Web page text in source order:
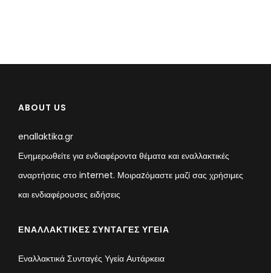
ABOUT US
enallaktika.gr
Ενημερωθείτε για ενδιαφέροντα θέματα και εναλλακτικές
αναρτήσεις στο internet. Μοιραzόμαστε μαζί σας χρήσιμες
και ενδιαφέρουσες ειδήσεις
ΕΝΑΛΛΑΚΤΙΚΈΣ ΣΥΝΤΑΓΈΣ ΥΓΕΊΑ
Εναλλακτικά Συνταγές Υγεία Αυτάρκεια